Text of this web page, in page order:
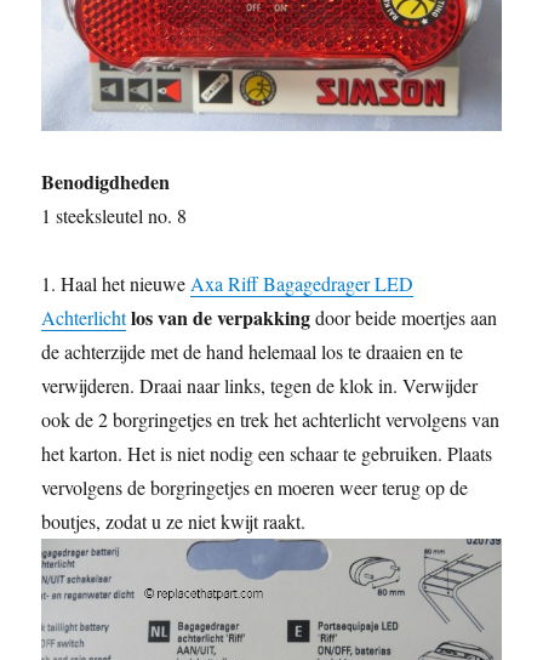
Benodigdheden
1 steeksleutel no. 8
1. Haal het nieuweAxa Riff Bagagedrager LED
Achterlichtlos van de verpakkingdoor beide moertjes aan
de achterzijde met de hand helemaal los te draaien en te
verwijderen. Draai naar links, tegen de klok in. Verwijder
ook de 2 borgringetjes en trek het achterlicht vervolgens van
het karton. Het is niet nodig een schaar te gebruiken. Plaats
vervolgens de borgringetjes en moeren weer terug op de
boutjes, zodat u ze niet kwijt raakt.